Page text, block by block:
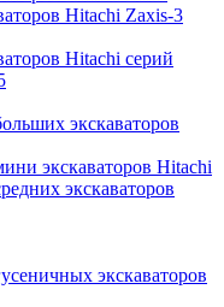
Hitachi Zaxis-3
Hitachi серий
экскаваторов
экскаваторов Hitachi
экскаваторов
экскаваторов